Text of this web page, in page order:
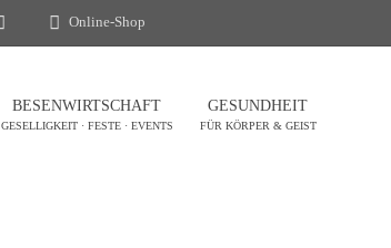
Online-Shop
BESENWIRTSCHAFT
GESELLIGKEIT · FESTE · EVENTS
GESUNDHEIT
FÜR KÖRPER & GEIST